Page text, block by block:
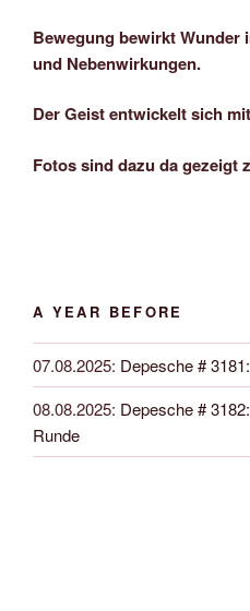
Bewegung bewirkt Wunder
und Nebenwirkungen.
Der Geist entwickelt sich
Fotos sind dazu da gezeigt
A YEAR BEFORE
07.08.2025: Depesche #
08.08.2025: Depesche #
Runde